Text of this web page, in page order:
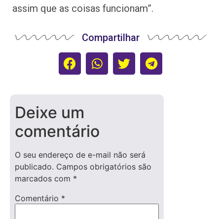
assim que as coisas funcionam”.
Compartilhar
Deixe um
comentário
O seu endereço de e-mail não será
publicado. Campos obrigatórios são
marcados com *
Comentário *